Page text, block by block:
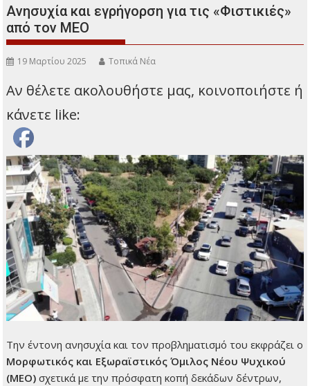
Ανησυχία και εγρήγορση για τις «Φιστικιές»
από τον ΜΕΟ
19 Μαρτίου 2025 Τοπικά Νέα
Αν θέλετε ακολουθήστε μας, κοινοποιήστε ή
κάνετε like:
Την έντονη ανησυχία και τον προβληματισμό του εκφράζει ο
Μορφωτικός και Εξωραϊστικός Όμιλος Νέου Ψυχικού
(ΜΕΟ) σχετικά με την πρόσφατη κοπή δεκάδων δέντρων,